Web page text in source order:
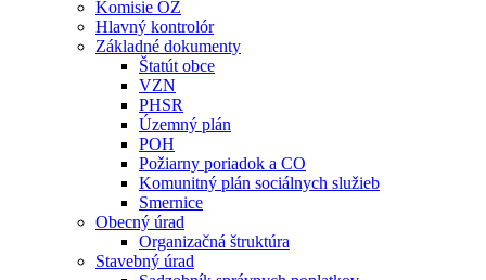
Komisie OZ
Hlavný kontrolór
Základné dokumenty
Štatút obce
VZN
PHSR
Územný plán
POH
Požiarny poriadok a CO
Komunitný plán sociálnych služieb
Smernice
Obecný úrad
Organizačná štruktúra
Stavebný úrad